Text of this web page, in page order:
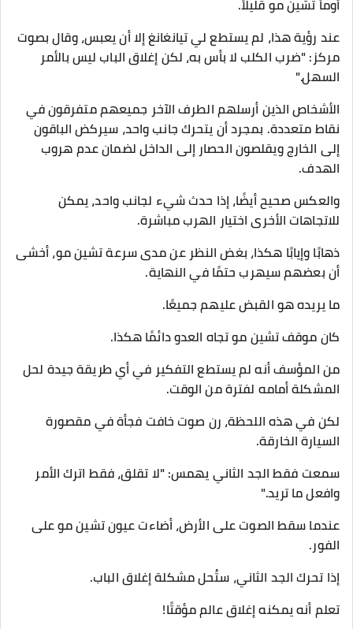
أومأ تشين مو قليلاً.
عند رؤية هذا، لم يستطع لي تيانغانغ إلا أن يعبس، وقال بصوت
مركز: "ضرب الكلب لا بأس به، لكن إغلاق الباب ليس بالأمر
السهل."
الأشخاص الذين أرسلهم الطرف الآخر جميعهم متفرقون في
نقاط متعددة. بمجرد أن يتحرك جانب واحد، سيركض الباقون
إلى الخارج ويقلصون الحصار إلى الداخل لضمان عدم هروب
الهدف.
والعكس صحيح أيضًا، إذا حدث شيء لجانب واحد، يمكن
للاتجاهات الأخرى اختيار الهرب مباشرة.
ذهابًا وإيابًا هكذا، بغض النظر عن مدى سرعة تشين مو، أخشى
أن بعضهم سيهرب حتمًا في النهاية.
ما يريده هو القبض عليهم جميعًا.
كان موقف تشين مو تجاه العدو دائمًا هكذا.
من المؤسف أنه لم يستطع التفكير في أي طريقة جيدة لحل
المشكلة أمامه لفترة من الوقت.
لكن في هذه اللحظة، رن صوت خافت فجأة في مقصورة
السيارة الخارقة.
سمعت فقط الجد الثاني يهمس: "لا تقلق، فقط اترك الأمر
وافعل ما تريد."
عندما سقط الصوت على الأرض، أضاءت عيون تشين مو على
الفور.
إذا تحرك الجد الثاني، ستُحل مشكلة إغلاق الباب.
تعلم أنه يمكنه إغلاق عالم مؤقتًا!